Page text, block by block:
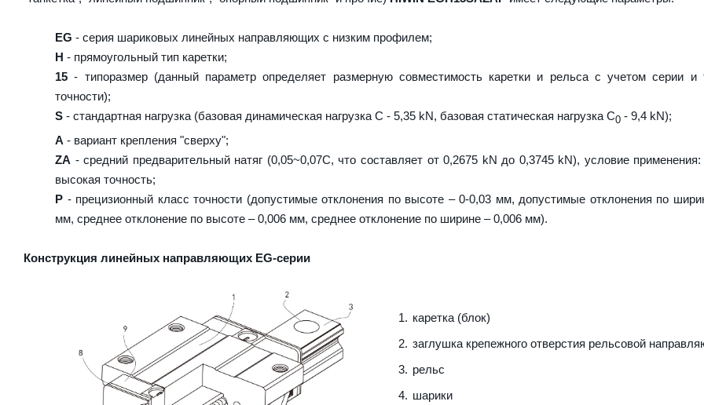
EG - серия шариковых линейных направляющих с низким профилем;
H - прямоугольный тип каретки;
15 - типоразмер (данный параметр определяет размерную совместимость каретки и рельса с учетом серии и
точности);
S - стандартная нагрузка (базовая динамическая нагрузка C - 5,35 kN, базовая статическая нагрузка С0 - 9,4 kN);
A - вариант крепления "сверху";
ZA - средний предварительный натяг (0,05~0,07C, что составляет от 0,2675 kN до 0,3745 kN), условие применения:
высокая точность;
P - прецизионный класс точности (допустимые отклонения по высоте – 0-0,03 мм, допустимые отклонения по
мм, среднее отклонение по высоте – 0,006 мм, среднее отклонение по ширине – 0,006 мм).
Конструкция линейных направляющих EG-серии
каретка (блок)
заглушка крепежного отверстия рельсовой
рельс
шарики